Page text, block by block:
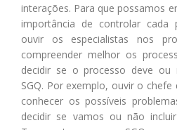
interações. Para que possamos
importância de controlar cada
ouvir os especialistas nos
compreender melhor os
decidir se o processo deve ou
SGQ. Por exemplo, ouvir o
conhecer os possíveis
decidir se vamos ou não